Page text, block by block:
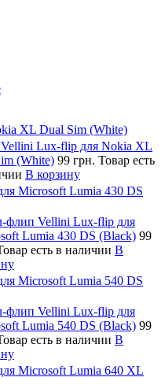
XL Dual Sim (White)
Lux-flip для Nokia XL
(White) 99 грн. Товар есть
В корзину
Microsoft Lumia 430 DS
флип Vellini Lux-flip для
Lumia 430 DS (Black) 99
есть в наличии В
Microsoft Lumia 540 DS
флип Vellini Lux-flip для
Lumia 540 DS (Black) 99
есть в наличии В
Microsoft Lumia 640 XL